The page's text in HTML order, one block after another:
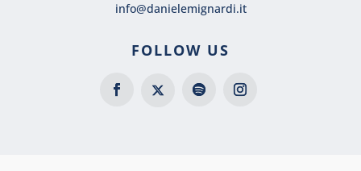
info@danielemignardi.it
FOLLOW US